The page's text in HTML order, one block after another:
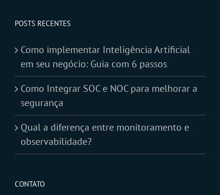
POSTS RECENTES
Como implementar Inteligência Artificial
em seu negócio: Guia com 6 passos
Como Integrar SOC e NOC para melhorar a
segurança
Qual a diferença entre monitoramento e
observabilidade?
CONTATO